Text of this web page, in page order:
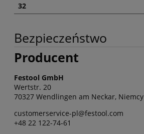
32
Bezpieczeństwo
Producent
Festool GmbH
Wertstr. 20
70327 Wendlingen am Neckar, Niemcy
customerservice-pl@festool.com
+48 22 122-74-61